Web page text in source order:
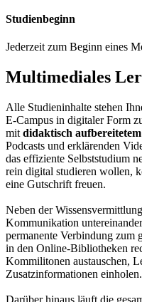
Studienbeginn
Jederzeit zum Beginn eines
Multimediales
Alle Studieninhalte stehen
E-Campus in digitaler Form
mit didaktisch
Podcasts und erklärenden
das effiziente Selbststudium
rein digital studieren wollen,
eine Gutschrift freuen.
Neben der
Kommunikation
permanente Verbindung zum
in den Online-Bibliotheken
Kommilitonen austauschen,
Zusatzinformationen einholen.
Darüber hinaus läuft die